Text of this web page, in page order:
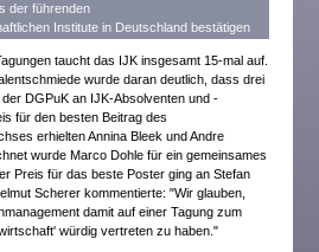
der führenden
Institute in Deutschland bestätigen
taucht das IJK insgesamt 15-mal auf.
wurde daran deutlich, dass drei
DGPuK an IJK-Absolventen und -
für den besten Beitrag des
erhielten Annina Bleek und Andre
wurde Marco Dohle für ein gemeinsames
Preis für das beste Poster ging an Stefan
Scherer kommentierte: "Wir glauben,
damit auf einer Tagung zum
würdig vertreten zu haben."